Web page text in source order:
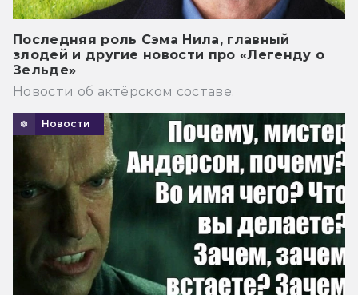
Последняя роль Сэма Нила, главный
злодей и другие новости про «Легенду о
Зельде»
Новости об актёрском составе.
Новости